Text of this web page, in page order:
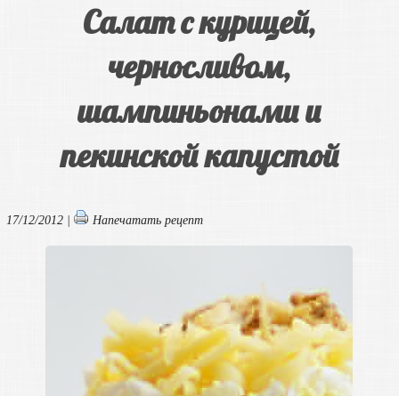
Салат с курицей,
черносливом,
шампиньонами и
пекинской капустой
17/12/2012 | Напечатать рецепт